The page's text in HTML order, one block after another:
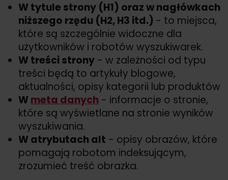
W tytule strony (H1) oraz w nagłówkach
niższego rzędu (H2, H3 itd.) - to miejsca,
które są szczególnie widoczne dla
użytkowników i robotów wyszukiwarek.
W treści strony - w zależności od typu
treści będą to artykuły blogowe,
aktualności, opisy kategorii lub produktów
W meta danych - informacje o stronie,
które są wyświetlane na stronie wyników
wyszukiwania.
W atrybutach alt - opisy obrazów, które
pomagają robotom indeksującym,
zrozumieć treść obrazka.